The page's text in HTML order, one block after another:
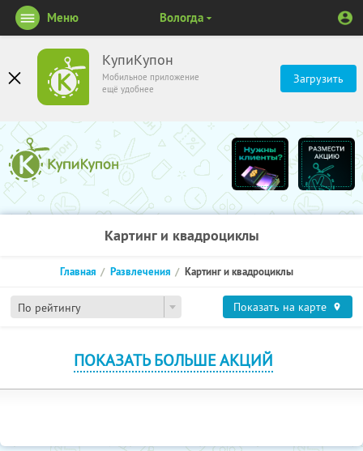
КупиКупон
Мобильное приложение
ещё удобнее
Загрузить
Меню Вологда
Картинг и квадроциклы
По рейтингу
Главная Развлечения Картинг и квадроциклы
Показать на карте
ПОКАЗАТЬ БОЛЬШЕ АКЦИЙ